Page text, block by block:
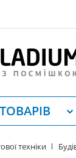
ТОВАРІВ
техніки